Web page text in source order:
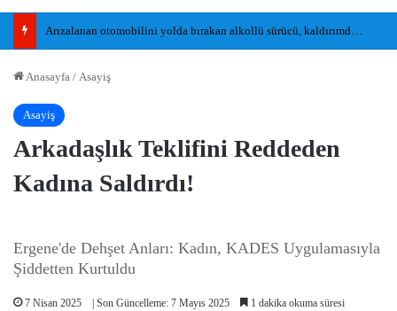
Anasayfa / Asayiş
Asayiş
Arkadaşlık Teklifini Reddeden
Kadına Saldırdı!
Ergene'de Dehşet Anları: Kadın, KADES Uygulamasıyla
Şiddetten Kurtuldu
7 Nisan 2025 | Son Güncelleme: 7 Mayıs 2025 1 dakika okuma süresi